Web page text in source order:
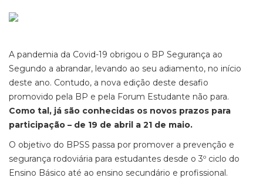
A pandemia da Covid-19 obrigou o BP Segurança ao
Segundo a abrandar, levando ao seu adiamento, no início
deste ano. Contudo, a nova edição deste desafio
promovido pela BP e pela Forum Estudante não para.
Como tal, já são conhecidas os novos prazos para
participação – de 19 de abril a 21 de maio.
O objetivo do BPSS passa por promover a prevenção e
segurança rodoviária para estudantes desde o 3º ciclo do
Ensino Básico até ao ensino secundário e profissional.